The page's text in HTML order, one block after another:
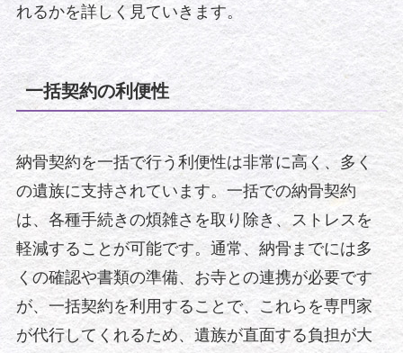
れるかを詳しく見ていきます。
一括契約の利便性
納骨契約を一括で行う利便性は非常に高く、多く
の遺族に支持されています。一括での納骨契約
は、各種手続きの煩雑さを取り除き、ストレスを
軽減することが可能です。通常、納骨までには多
くの確認や書類の準備、お寺との連携が必要です
が、一括契約を利用することで、これらを専門家
が代行してくれるため、遺族が直面する負担が大